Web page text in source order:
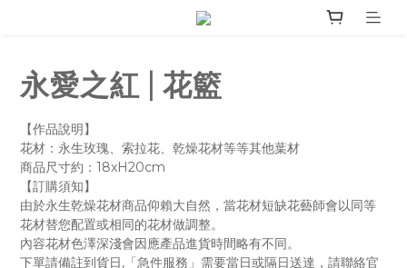
永愛之紅 | 花籃
【作品說明】
花材：永生玫瑰、索拉花、乾燥花材等等其他葉材
商品尺寸約：18xH20cm
【訂購須知】
由於永生乾燥花材商品仰賴大自然，當花材短缺花藝師會以同等
花材替您配置或相同的花材做調整。
內容花材色澤深淺會因應產品進貨時間略有不同。
下單請備註到貨日,「急件服務」需要當日或隔日送達，請聯絡官